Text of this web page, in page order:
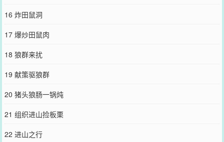
16 炸田鼠洞
17 爆炒田鼠肉
18 狼群来扰
19 献策驱狼群
20 猪头狼肠一锅炖
21 组织进山捡板栗
22 进山之行